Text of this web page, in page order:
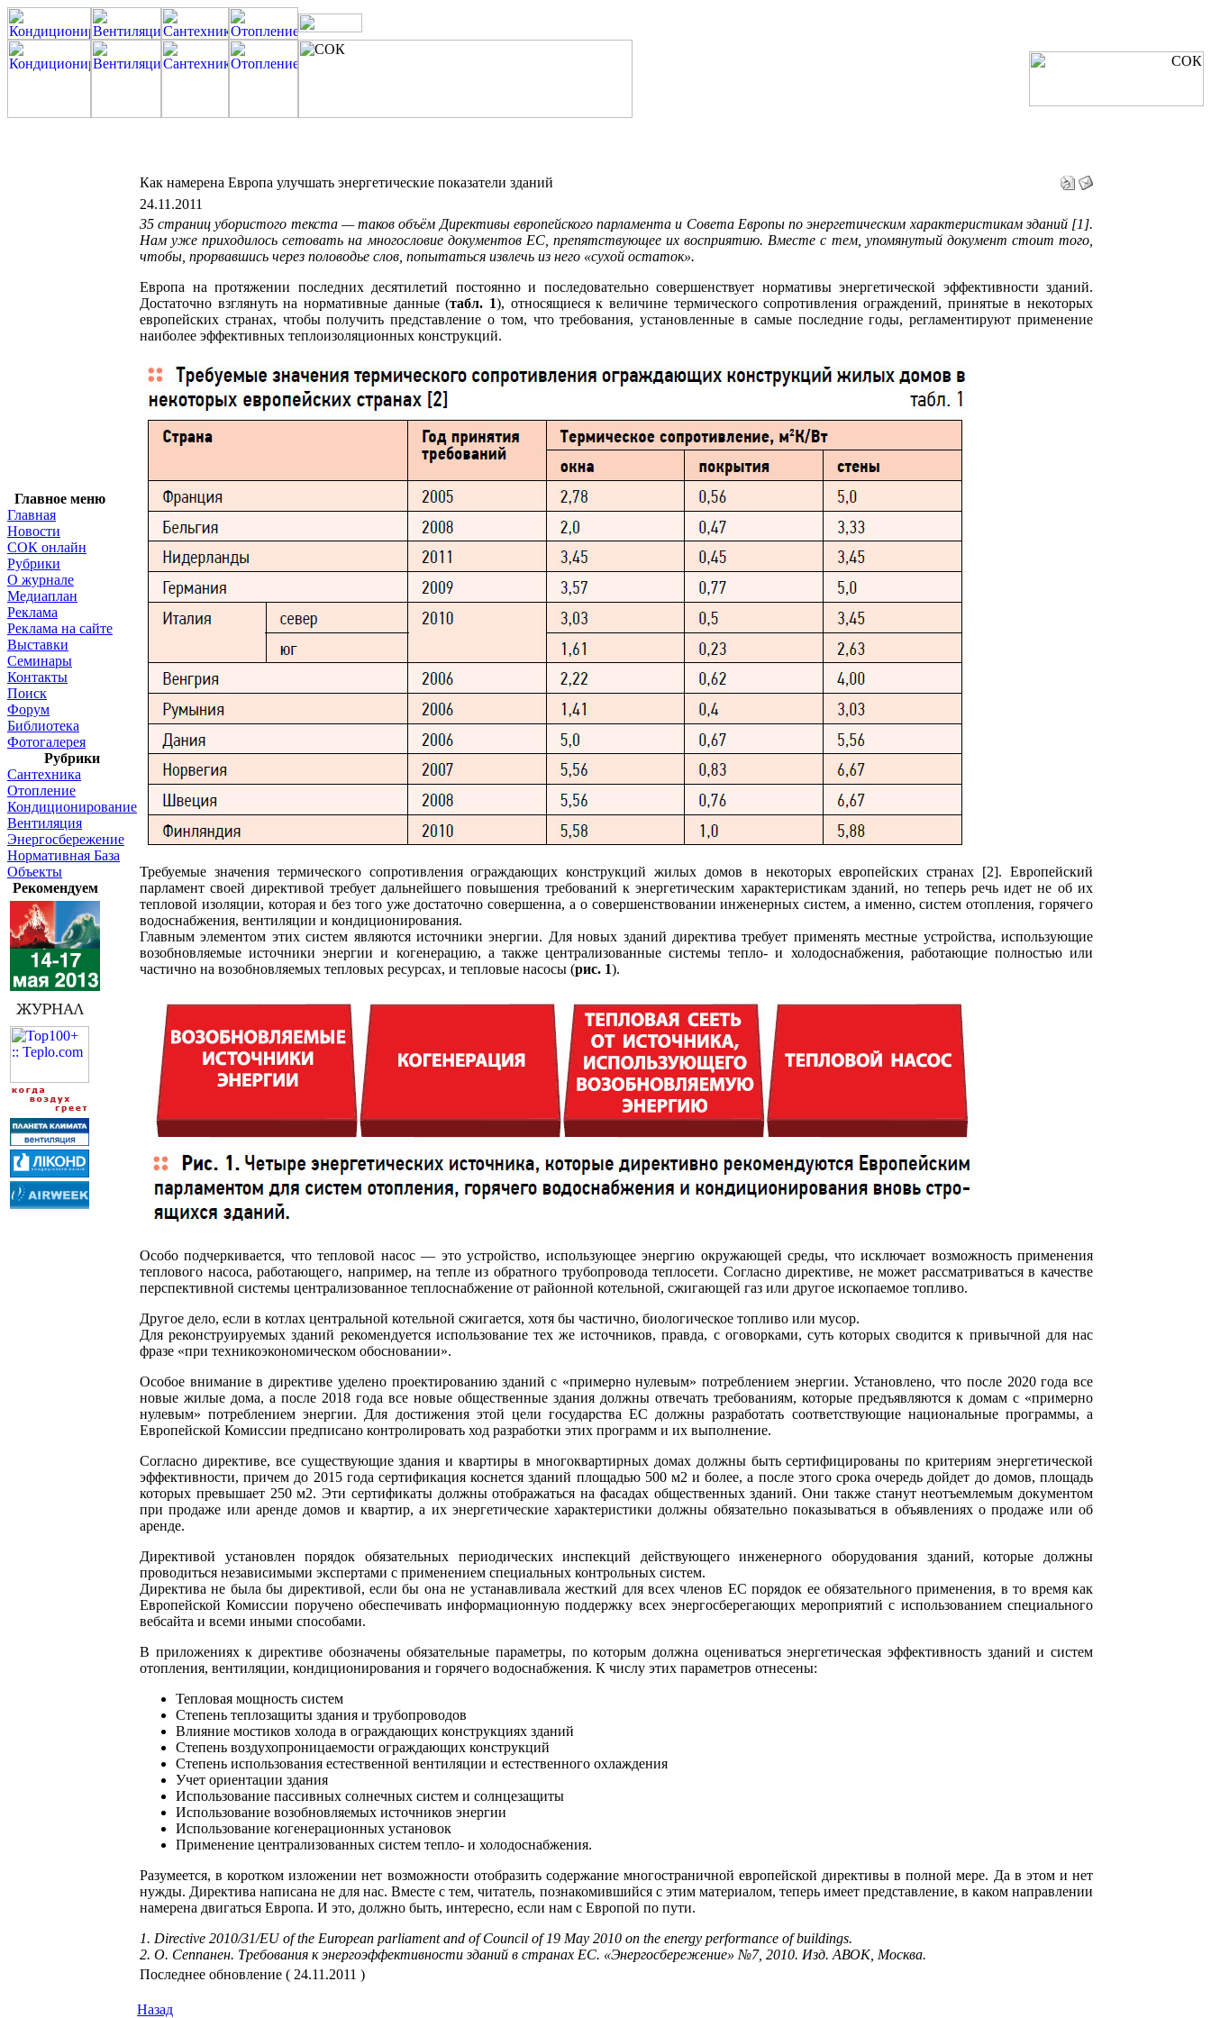
Главное меню
Главная
Новости
СОК онлайн
Рубрики
О журнале
Медиаплан
Реклама
Реклама на сайте
Выставки
Семинары
Контакты
Поиск
Форум
Библиотека
Фотогалерея
Рубрики
Сантехника
Отопление
Кондиционирование
Вентиляция
Энергосбережение
Нормативная База
Объекты
Рекомендуем
Как намерена Европа улучшать энергетические показатели зданий
24.11.2011
35 страниц убористого текста — таков объём Директивы европейского парламента и Совета Европы по энергетическим характеристикам зданий [1].
Нам уже приходилось сетовать на многословие документов ЕС, препятствующее их восприятию. Вместе с тем, упомянутый документ стоит того,
чтобы, прорвавшись через половодье слов, попытаться извлечь из него «сухой остаток».
Европа на протяжении последних десятилетий постоянно и последовательно совершенствует нормативы энергетической эффективности зданий.
Достаточно взглянуть на нормативные данные (табл. 1), относящиеся к величине термического сопротивления ограждений, принятые в некоторых
европейских странах, чтобы получить представление о том, что требования, установленные в самые последние годы, регламентируют применение
наиболее эффективных теплоизоляционных конструкций.
Требуемые значения термического сопротивления ограждающих конструкций жилых домов в некоторых европейских странах [2]. Европейский
парламент своей директивой требует дальнейшего повышения требований к энергетическим характеристикам зданий, но теперь речь идет не об их
тепловой изоляции, которая и без того уже достаточно совершенна, а о совершенствовании инженерных систем, а именно, систем отопления, горячего
водоснабжения, вентиляции и кондиционирования.
Главным элементом этих систем являются источники энергии. Для новых зданий директива требует применять местные устройства, использующие
возобновляемые источники энергии и когенерацию, а также централизованные системы тепло- и холодоснабжения, работающие полностью или
частично на возобновляемых тепловых ресурсах, и тепловые насосы (рис. 1).
Особо подчеркивается, что тепловой насос — это устройство, использующее энергию окружающей среды, что исключает возможность применения
теплового насоса, работающего, например, на тепле из обратного трубопровода теплосети. Согласно директиве, не может рассматриваться в качестве
перспективной системы централизованное теплоснабжение от районной котельной, сжигающей газ или другое ископаемое топливо.
Другое дело, если в котлах центральной котельной сжигается, хотя бы частично, биологическое топливо или мусор.
Для реконструируемых зданий рекомендуется использование тех же источников, правда, с оговорками, суть которых сводится к привычной для нас
фразе «при техникоэкономическом обосновании».
Особое внимание в директиве уделено проектированию зданий с «примерно нулевым» потреблением энергии. Установлено, что после 2020 года все
новые жилые дома, а после 2018 года все новые общественные здания должны отвечать требованиям, которые предъявляются к домам с «примерно
нулевым» потреблением энергии. Для достижения этой цели государства ЕС должны разработать соответствующие национальные программы, а
Европейской Комиссии предписано контролировать ход разработки этих программ и их выполнение.
Согласно директиве, все существующие здания и квартиры в многоквартирных домах должны быть сертифицированы по критериям энергетической
эффективности, причем до 2015 года сертификация коснется зданий площадью 500 м2 и более, а после этого срока очередь дойдет до домов, площадь
которых превышает 250 м2. Эти сертификаты должны отображаться на фасадах общественных зданий. Они также станут неотъемлемым документом
при продаже или аренде домов и квартир, а их энергетические характеристики должны обязательно показываться в объявлениях о продаже или об
аренде.
Директивой установлен порядок обязательных периодических инспекций действующего инженерного оборудования зданий, которые должны
проводиться независимыми экспертами с применением специальных контрольных систем.
Директива не была бы директивой, если бы она не устанавливала жесткий для всех членов ЕС порядок ее обязательного применения, в то время как
Европейской Комиссии поручено обеспечивать информационную поддержку всех энергосберегающих мероприятий с использованием специального
вебсайта и всеми иными способами.
В приложениях к директиве обозначены обязательные параметры, по которым должна оцениваться энергетическая эффективность зданий и систем
отопления, вентиляции, кондиционирования и горячего водоснабжения. К числу этих параметров отнесены:
Тепловая мощность систем
Степень теплозащиты здания и трубопроводов
Влияние мостиков холода в ограждающих конструкциях зданий
Степень воздухопроницаемости ограждающих конструкций
Степень использования естественной вентиляции и естественного охлаждения
Учет ориентации здания
Использование пассивных солнечных систем и солнцезащиты
Использование возобновляемых источников энергии
Использование когенерационных установок
Применение централизованных систем тепло- и холодоснабжения.
Разумеется, в коротком изложении нет возможности отобразить содержание многостраничной европейской директивы в полной мере. Да в этом и нет
нужды. Директива написана не для нас. Вместе с тем, читатель, познакомившийся с этим материалом, теперь имеет представление, в каком направлении
намерена двигаться Европа. И это, должно быть, интересно, если нам с Европой по пути.
1. Directive 2010/31/EU of the European parliament and of Council of 19 May 2010 on the energy performance of buildings.
2. О. Сеппанен. Требования к энергоэффективности зданий в странах ЕС. «Энергосбережение» №7, 2010. Изд. АВОК, Москва.
Последнее обновление ( 24.11.2011 )
Назад